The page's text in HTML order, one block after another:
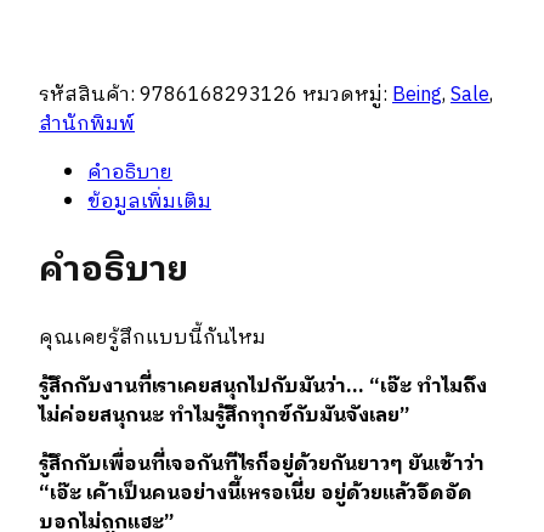
คน
ที่
เป็น
ชิ้น
รหัสสินค้า:9786168293126 หมวดหมู่:Being,Sale,
สำนักพิมพ์
คำอธิบาย
ข้อมูลเพิ่มเติม
คำอธิบาย
คุณเคยรู้สึกแบบนี้กันไหม
รู้สึกกับงานที่เราเคยสนุกไปกับมันว่า… “เอ๊ะทำไมถึง
ไม่ค่อยสนุกนะทำไมรู้สึกทุกข์กับมันจังเลย”
รู้สึกกับเพื่อนที่เจอกันทีไรก็อยู่ด้วยกันยาวๆ ยันเช้าว่า
“เอ๊ะเค้าเป็นคนอย่างนี้เหรอเนี่ย อยู่ด้วยแล้วอึดอัด
บอกไม่ถูกแฮะ”